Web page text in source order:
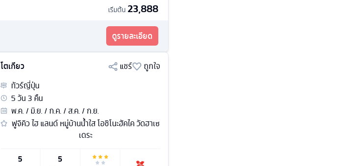
เริ่มต้น 23,888
ดูรายละเอียด
โตเกียว แชร์
ถูกใจ
ทัวร์ญี่ปุ่น
5วัน3 คืน
พ.ค. / มิ.ย. / ก.ค. / ส.ค. / ก.ย.
ฟูจิคิว ไฮ แลนด์ หมู่บ้านน้ำใส โอชิโนะฮัคไค วัดฮาเซ
เดระ
5
5